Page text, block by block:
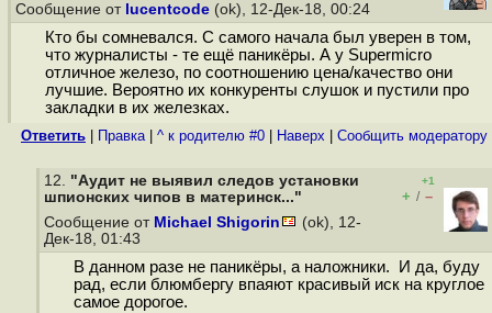
Сообщение от lucentcode (ok), 12-Дек-18, 00:24
Кто бы сомневался. С самого начала был уверен в том,
что журналисты - те ещё паникёры. А у Supermicro
отличное железо, по соотношению цена/качество они
лучшие. Вероятно их конкуренты слушок и пустили про
закладки в их железках.
Ответить Правка| ^ к родителю #0 Наверх Cообщить модератору
12. "Аудит не выявил следов установки
шпионских чипов в материнск..."
+1
+ / –
Сообщение от Michael Shigorin
(ok), 12-
Дек-18, 01:43
В данном разе не паникёры, а наложники. И да, буду
рад, если блюмбергу впаяют красивый иск на круглое
самое дорогое.